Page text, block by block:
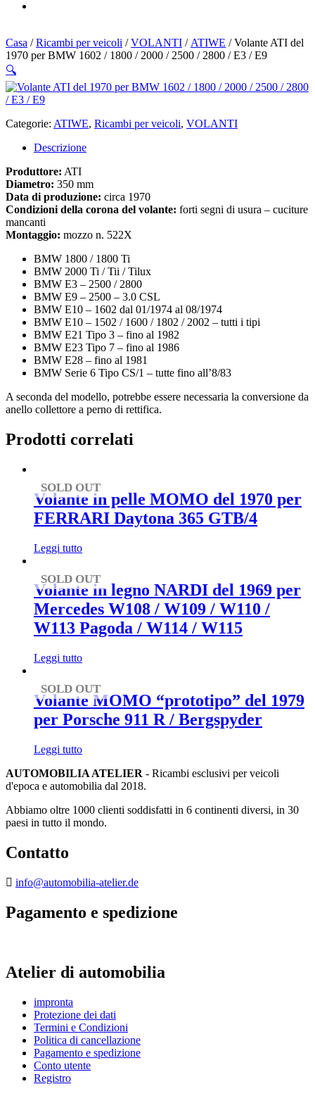
Casa /Ricambi per veicoli /VOLANTI / ATIWE / Volante ATI del
1970 per BMW 1602 / 1800 / 2000 / 2500 / 2800 / E3 / E9
🔍
Categorie: ATIWE, Ricambi per veicoli, VOLANTI
Descrizione
Produttore: ATI
Diametro: 350 mm
Data di produzione: circa 1970
Condizioni della corona del volante: forti segni di usura – cuciture
mancanti
Montaggio: mozzo n. 522X
BMW 1800 / 1800 Ti
BMW 2000 Ti / Tii / Tilux
BMW E3 – 2500 / 2800
BMW E9 – 2500 – 3.0 CSL
BMW E10 – 1602 dal 01/1974 al 08/1974
BMW E10 – 1502 / 1600 / 1802 / 2002 – tutti i tipi
BMW E21 Tipo 3 – fino al 1982
BMW E23 Tipo 7 – fino al 1986
BMW E28 – fino al 1981
BMW Serie 6 Tipo CS/1 – tutte fino all’8/83
A seconda del modello, potrebbe essere necessaria la conversione da
anello collettore a perno di rettifica.
Prodotti correlati
SOLD OUT
Volante in pelle MOMO del 1970 per
FERRARI Daytona 365 GTB/4
Leggi tutto
SOLD OUT
Volante in legno NARDI del 1969 per
Mercedes W108 / W109 / W110 /
W113 Pagoda / W114 / W115
Leggi tutto
SOLD OUT
Volante MOMO “prototipo” del 1979
per Porsche 911 R / Bergspyder
Leggi tutto
AUTOMOBILIA ATELIER - Ricambi esclusivi per veicoli
d'epoca e automobilia dal 2018.
Abbiamo oltre 1000 clienti soddisfatti in 6 continenti diversi, in 30
paesi in tutto il mondo.
Contatto
info@automobilia-atelier.de
Pagamento e spedizione
Atelier di automobilia
impronta
Protezione dei dati
Termini e Condizioni
Politica di cancellazione
Pagamento e spedizione
Conto utente
Registro